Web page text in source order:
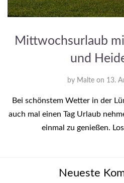
Mittwochsurlaub
und
by Malte on 13.
Bei schönstem Wetter in der
auch mal einen Tag Urlaub
einmal zu genießen.
Neueste